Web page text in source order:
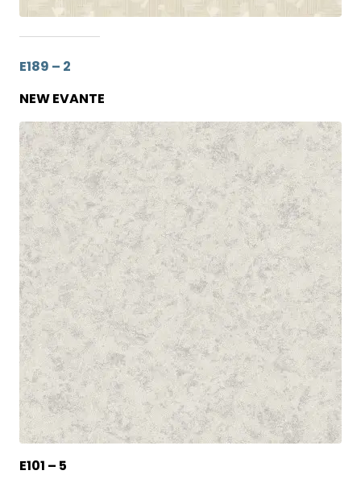
E189 – 2
NEW EVANTE
E101 – 5